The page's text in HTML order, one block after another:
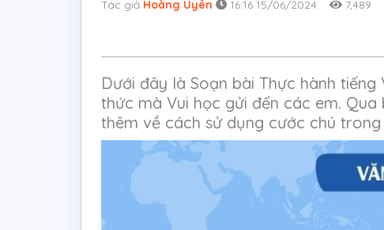
Tác giả Hoàng Uyên 16:16 15/06/2024 7,489
Dưới đây là Soạn bài Thực hành
thức mà Vui học gửi đến các em.
thêm về cách sử dụng cước chú trong